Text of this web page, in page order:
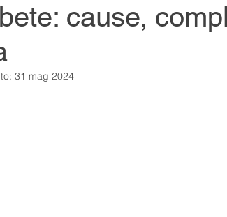
cause,
31 mag 2024